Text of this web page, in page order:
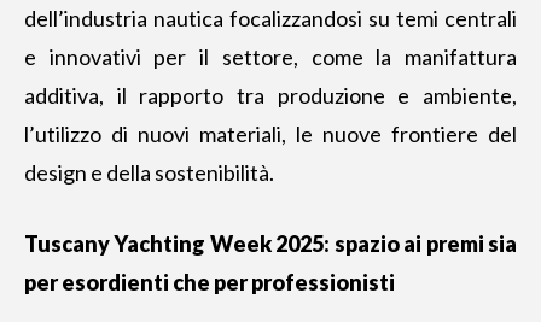
dell’industria nautica focalizzandosi su temi centrali
e innovativi per il settore, come la manifattura
additiva, il rapporto tra produzione e ambiente,
l’utilizzo di nuovi materiali, le nuove frontiere del
design e della sostenibilità.
Tuscany Yachting Week 2025: spazio ai premi sia
per esordienti che per professionisti